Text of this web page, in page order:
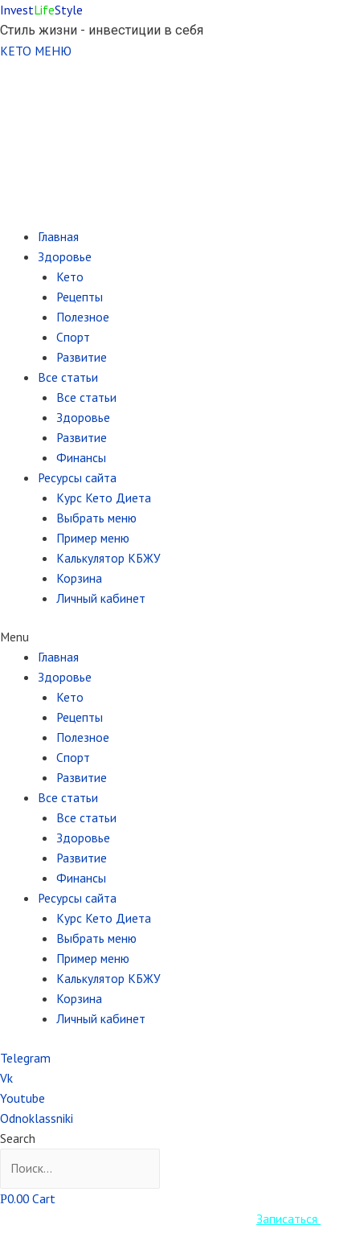
InvestLifeStyle
Стиль жизни - инвестиции в себя
КЕТО МЕНЮ
Главная
Здоровье
Кето
Рецепты
Полезное
Спорт
Развитие
Все статьи
Все статьи
Здоровье
Развитие
Финансы
Ресурсы сайта
Курс Кето Диета
Выбрать меню
Пример меню
Калькулятор КБЖУ
Корзина
Личный кабинет
Menu
Главная
Здоровье
Кето
Рецепты
Полезное
Спорт
Развитие
Все статьи
Все статьи
Здоровье
Развитие
Финансы
Ресурсы сайта
Курс Кето Диета
Выбрать меню
Пример меню
Калькулятор КБЖУ
Корзина
Личный кабинет
Telegram
Vk
Youtube
Odnoklassniki
Search
Р0.00 Cart
Записаться